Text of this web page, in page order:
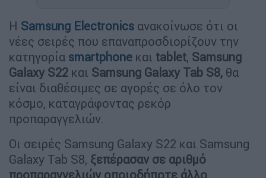
Η Samsung Electronics ανακοίνωσε ότι οι
νέες σειρές που επαναπροσδιορίζουν την
κατηγορία smartphone και tablet, Samsung
Galaxy S22 και Samsung Galaxy Tab S8, θα
είναι διαθέσιμες σε αγορές σε όλο τον
κόσμο, καταγράφοντας ρεκόρ
προπαραγγελιών.
Οι σειρές Samsung Galaxy S22 και Samsung
Galaxy Tab S8, ξεπέρασαν σε αριθμό
προπαραγγελιών οποιοδήποτε άλλο